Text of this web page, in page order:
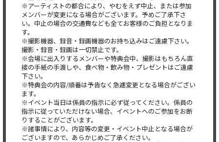
※アーティストの都合により、やむをえず中止、または参加
メンバーが変更になる場合がございます。予めご了承下さ
い。中止の場合の交通費なども全てお客様のご負担となりま
す。
※撮影機器、録音・録画機器のお持ち込みはご遠慮下さい。
撮影・録音・録画は一切禁止です。
※会場に出入りするメンバーや特典会中、撮影はもちろん直
接の手紙の手渡しや、食べ物・飲み物・プレゼントはご遠慮
下さい。
※特典会の内容/順番は予告なく急遽変更となる場合がござい
ます。
※イベント当日は係員の指示に必ず従ってください。係員の
指示に従っていただけない場合、イベントへのご参加をお断
りすることがございます。
※諸事情により、内容等の変更・イベント中止となる場合が
ございますので、あらかじめご了承ください。